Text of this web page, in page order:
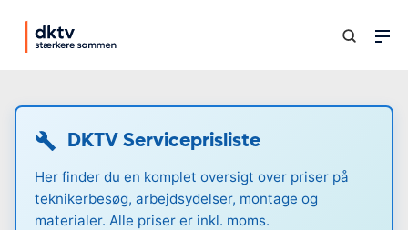
DKTV Serviceprisliste
Her finder du en komplet oversigt over priser på
teknikerbesøg, arbejdsydelser, montage og
materialer. Alle priser er inkl. moms.